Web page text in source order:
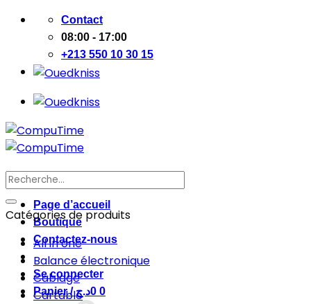
Passer
contenu
Contact
08:00 - 17:00
+213 550 10 30 15
Page d’accueil
Boutique
Contactez-nous
Se connecter
Panier /
0د.ج 0
Recherche
pour :
Catégories de produits
All in one
Balance électronique
Cablage
Cartable